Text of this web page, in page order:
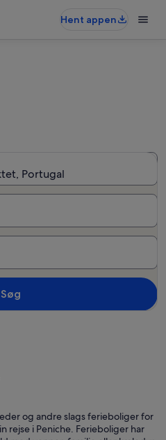
Hent appen
Portugal
Søg
og andre slags ferieboliger for
rejse i Peniche. Ferieboliger har